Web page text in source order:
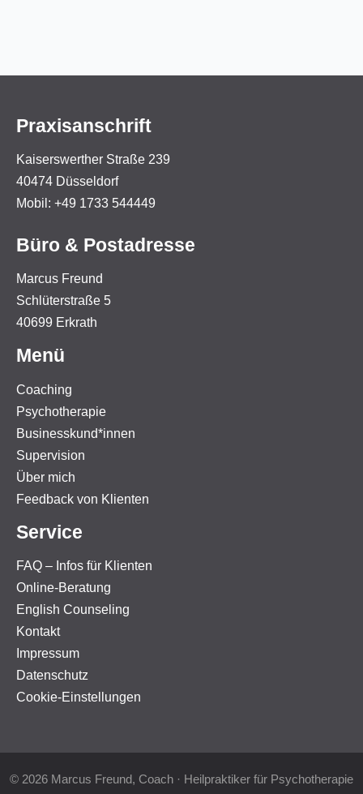
Praxisanschrift
Kaiserswerther Straße 239
40474 Düsseldorf
Mobil: +49 1733 544449
Büro & Postadresse
Marcus Freund
Schlüterstraße 5
40699 Erkrath
Menü
Coaching
Psychotherapie
Businesskund*innen
Supervision
Über mich
Feedback von Klienten
Service
FAQ – Infos für Klienten
Online-Beratung
English Counseling
Kontakt
Impressum
Datenschutz
Cookie-Einstellungen
© 2026 Marcus Freund, Coach · Heilpraktiker für Psychotherapie